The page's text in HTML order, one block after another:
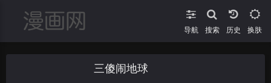
导航 搜索 换肤
三傻闹地球